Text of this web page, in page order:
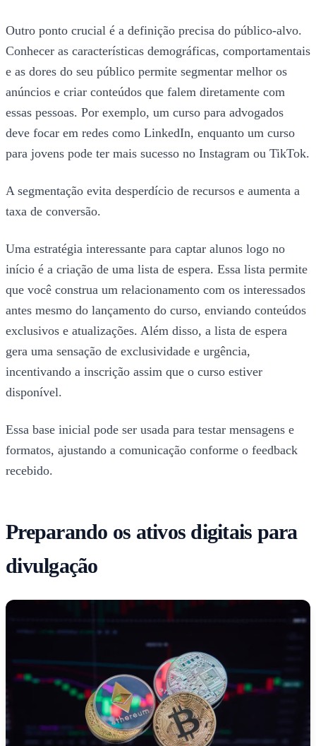
Outro ponto crucial é a definição precisa do público-alvo.
Conhecer as características demográficas, comportamentais
e as dores do seu público permite segmentar melhor os
anúncios e criar conteúdos que falem diretamente com
essas pessoas. Por exemplo, um curso para advogados
deve focar em redes como LinkedIn, enquanto um curso
para jovens pode ter mais sucesso no Instagram ou TikTok.
A segmentação evita desperdício de recursos e aumenta a
taxa de conversão.
Uma estratégia interessante para captar alunos logo no
início é a criação de uma lista de espera. Essa lista permite
que você construa um relacionamento com os interessados
antes mesmo do lançamento do curso, enviando conteúdos
exclusivos e atualizações. Além disso, a lista de espera
gera uma sensação de exclusividade e urgência,
incentivando a inscrição assim que o curso estiver
disponível.
Essa base inicial pode ser usada para testar mensagens e
formatos, ajustando a comunicação conforme o feedback
recebido.
Preparando os ativos digitais para
divulgação